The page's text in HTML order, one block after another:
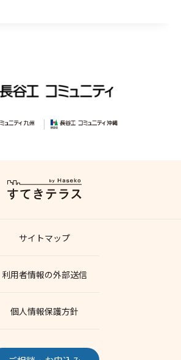
サイトマップ
利用者情報の外部送信
個人情報保護方針